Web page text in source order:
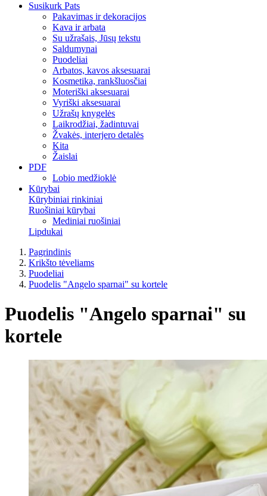
Susikurk Pats
Pakavimas ir dekoracijos
Kava ir arbata
Su užrašais, Jūsų tekstu
Saldumynai
Puodeliai
Arbatos, kavos aksesuarai
Kosmetika, rankšluosčiai
Moteriški aksesuarai
Vyriški aksesuarai
Užrašų knygelės
Laikrodžiai, žadintuvai
Žvakės, interjero detalės
Kita
Žaislai
PDF
Lobio medžioklė
Kūrybai
Kūrybiniai rinkiniai
Ruošiniai kūrybai
Mediniai ruošiniai
Lipdukai
Pagrindinis
Krikšto tėveliams
Puodeliai
Puodelis "Angelo sparnai" su kortele
Puodelis "Angelo sparnai" su
kortele